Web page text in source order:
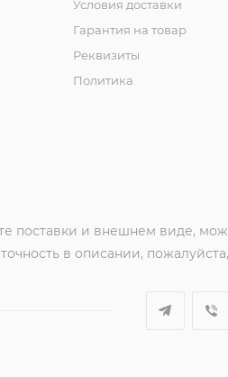
Условия доставки
Гарантия на товар
Реквизиты
Политика
поставки и внешнем виде,
в описании,